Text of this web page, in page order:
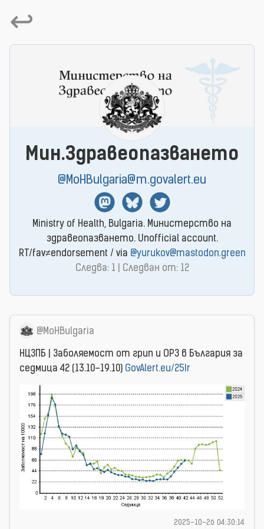
↩
Мин.Здравеопазването
@MoHBulgaria@m.govalert.eu
MastodonBlueSkyTwitter
Ministry of Health, Bulgaria. Министерство на
здравеопазването. Unofficial account.
RT/fav≠endorsement / via @yurukov@mastodon.green
Следва: 1 | Следван от: 12
@MoHBulgaria
НЦЗПБ | Заболяемост от грип и ОРЗ в България за
седмица 42 (13.10–19.10) GovAlert.eu/25Ir
2025-10-26 04:30:14